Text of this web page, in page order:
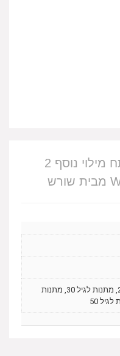
שלוקר עם פתח מילוי נוסף 2
מתנות לגיל 20, מתנות לגיל 30, מתנות